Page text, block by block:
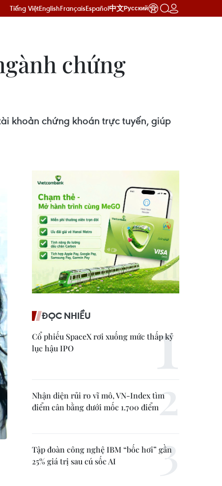
Tiếng ViệtEnglishFrançaisEspañol中文Русский
chứng
khoản chứng khoán trực tuyến, giúp
ĐỌC NHIỀU
Cổ phiếu SpaceX rơi xuống mức thấp kỷ
lục hậu IPO
Nhận diện rủi ro vĩ mô, VN-Index tìm
điểm cân bằng dưới mốc 1.700 điểm
Tập đoàn công nghệ IBM “bốc hơi” gần
25% giá trị sau cú sốc AI